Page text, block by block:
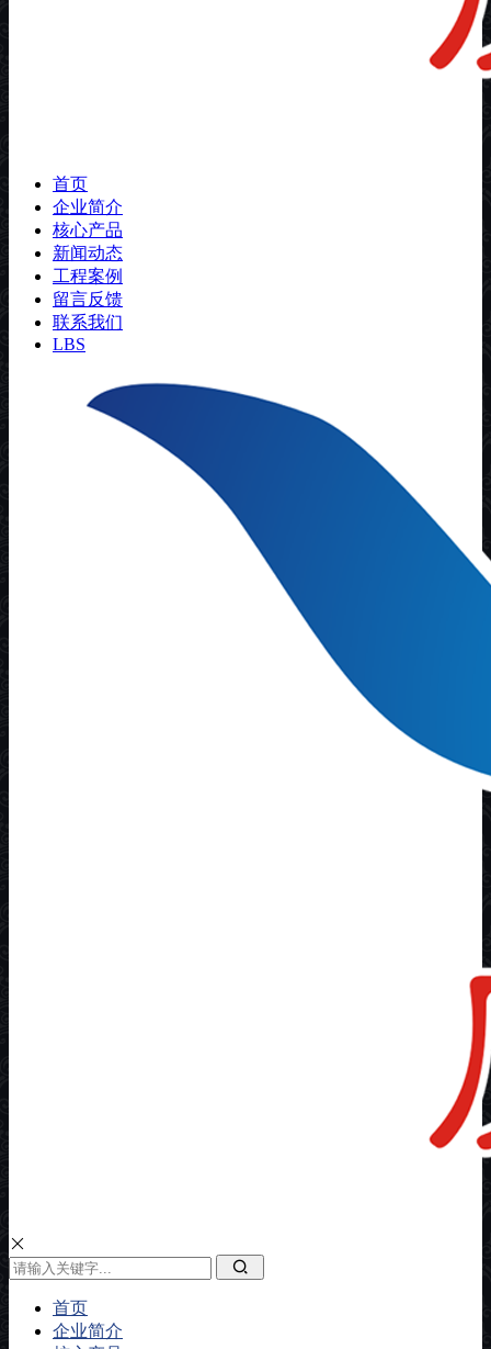
首页
企业简介
核心产品
新闻动态
工程案例
留言反馈
联系我们
LBS
首页
企业简介